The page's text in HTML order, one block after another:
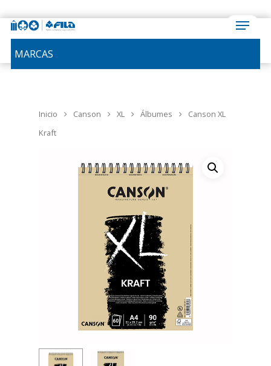
MARCAS
Inicio Canson XL Álbumes
Canson XL
Kraft